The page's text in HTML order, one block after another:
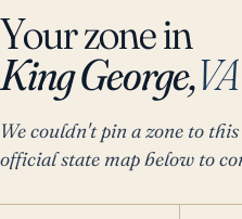
Your zone in
King George,VA
We couldn't pin a zone to
official state map below to